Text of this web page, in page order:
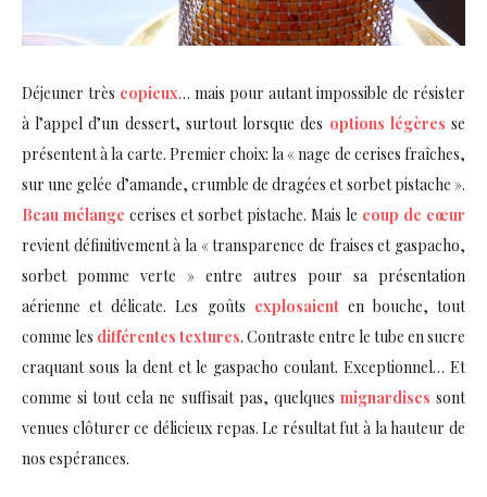
Déjeuner très copieux… mais pour autant impossible de résister
à l’appel d’un dessert, surtout lorsque des options légères se
présentent à la carte. Premier choix: la « nage de cerises fraîches,
sur une gelée d’amande, crumble de dragées et sorbet pistache ».
Beau mélange cerises et sorbet pistache. Mais le coup de cœur
revient définitivement à la « transparence de fraises et gaspacho,
sorbet pomme verte » entre autres pour sa présentation
aérienne et délicate. Les goûts explosaienten bouche, tout
comme les différentes textures. Contraste entre le tube en sucre
craquant sous la dent et le gaspacho coulant. Exceptionnel… Et
comme si tout cela ne suffisait pas, quelques mignardises sont
venues clôturer ce délicieux repas. Le résultat fut à la hauteur de
nos espérances.